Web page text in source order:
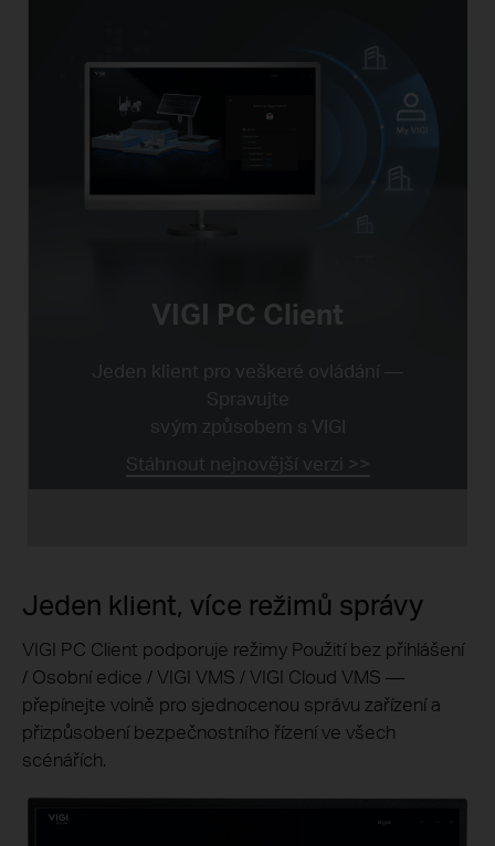
VIGI PC Client
Jeden klient pro veškeré ovládání —
Spravujte
svým způsobem s VIGI
Stáhnout nejnovější verzi >>
Jeden klient, více režimů správy
VIGI PC Client podporuje režimy Použití bez přihlášení
/ Osobní edice / VIGI VMS / VIGI Cloud VMS —
přepínejte volně pro sjednocenou správu zařízení a
přizpůsobení bezpečnostního řízení ve všech
scénářích.